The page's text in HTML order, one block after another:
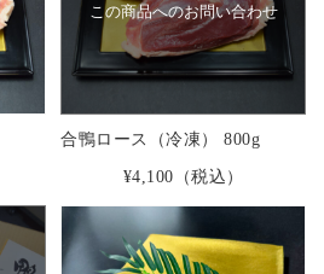
この商品へのお問い合わせ
合鴨ロース（冷凍） 800g
¥4,100 （税込）